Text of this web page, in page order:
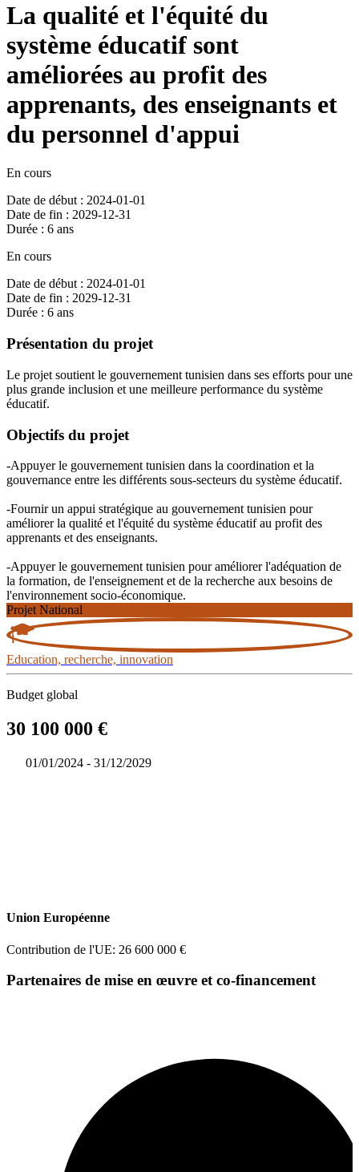
La qualité et l'équité du
système éducatif sont
améliorées au profit des
apprenants, des enseignants et
du personnel d'appui
En cours
Date de début : 2024-01-01
Date de fin : 2029-12-31
Durée : 6 ans
En cours
Date de début : 2024-01-01
Date de fin : 2029-12-31
Durée : 6 ans
Présentation du projet
Le projet soutient le gouvernement tunisien dans ses efforts pour une
plus grande inclusion et une meilleure performance du système
éducatif.
Objectifs du projet
-Appuyer le gouvernement tunisien dans la coordination et la
gouvernance entre les différents sous-secteurs du système éducatif.
-Fournir un appui stratégique au gouvernement tunisien pour
améliorer la qualité et l'équité du système éducatif au profit des
apprenants et des enseignants.
-Appuyer le gouvernement tunisien pour améliorer l'adéquation de
la formation, de l'enseignement et de la recherche aux besoins de
l'environnement socio-économique.
Projet National
Education, recherche, innovation
Budget global
30 100 000 €
01/01/2024 - 31/12/2029
Union Européenne
Contribution de l'UE: 26 600 000 €
Partenaires de mise en œuvre et co-financement